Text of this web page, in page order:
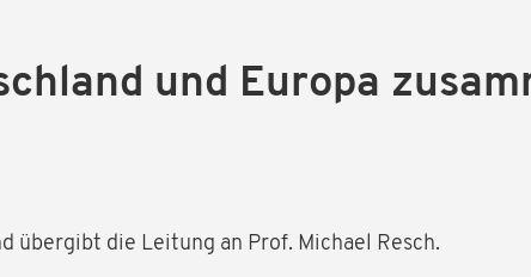
und Europa
übergibt die Leitung an Prof. Michael Resch.